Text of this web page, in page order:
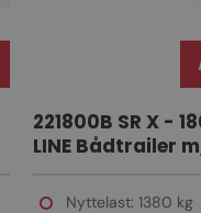
221800B SR X -
LINE Bådtrailer
Nyttelast: 1380 kg